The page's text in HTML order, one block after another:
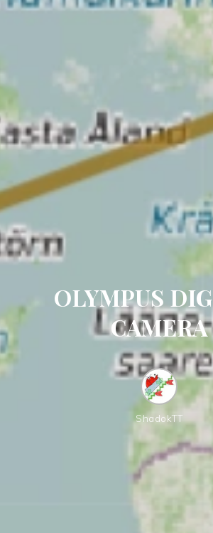
OLYMPUS
CAMERA
ShadokTT